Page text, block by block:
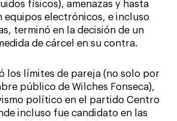
físicos), amenazas y hasta
equipos electrónicos, e incluso
terminó en la decisión de un
de cárcel en su contra.
los límites de pareja (no solo por
público de Wilches Fonseca),
político en el partido Centro
incluso fue candidato en las